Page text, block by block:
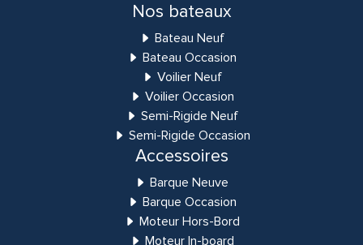
Nos bateaux
Bateau Neuf
Bateau Occasion
Voilier Neuf
Voilier Occasion
Semi-Rigide Neuf
Semi-Rigide Occasion
Accessoires
Barque Neuve
Barque Occasion
Moteur Hors-Bord
Moteur In-board